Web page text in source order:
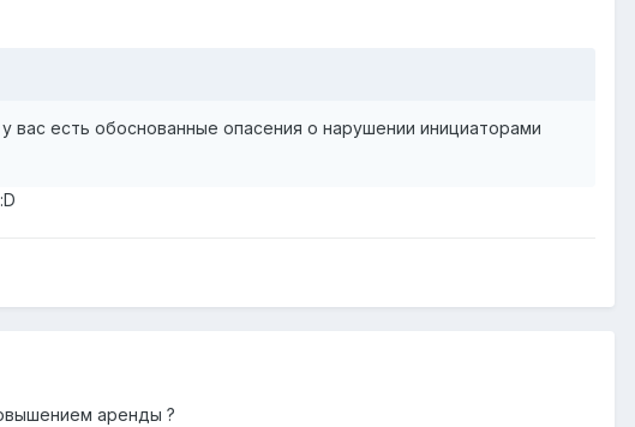
вас есть обоснованные опасения о нарушении инициаторами
аренды ?